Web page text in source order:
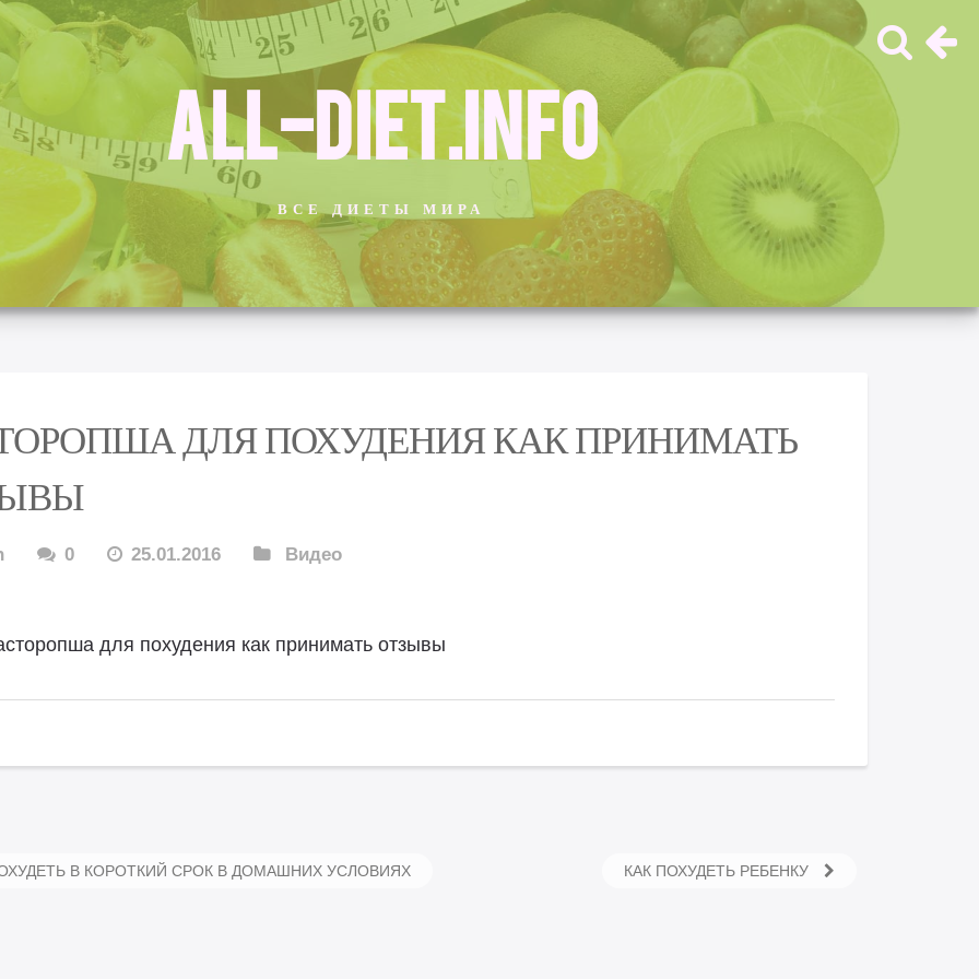
ALL-DIET.INFO
ВСЕ ДИЕТЫ МИРА
ДЛЯ ПОХУДЕНИЯ КАК ПРИНИМАТЬ
0 25.01.2016 Видео
для похудения как принимать отзывы
В КОРОТКИЙ СРОК В ДОМАШНИХ УСЛОВИЯХ КАК ПОХУДЕТЬ РЕБЕНКУ